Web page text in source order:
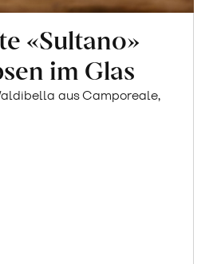
«Sultano»
im Glas
aus Camporeale,